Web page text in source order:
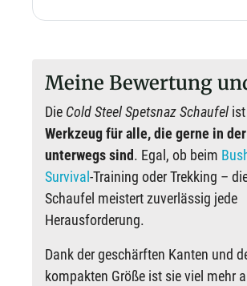
Meine Bewertung
Die Cold Steel Spetsnaz Schaufel
Werkzeug für alle, die gerne in
unterwegs sind. Egal, ob beim
Survival -Training oder Trekking –
Schaufel meistert zuverlässig jede
Herausforderung.
Dank der geschärften Kanten und
kompakten Größe ist sie viel mehr